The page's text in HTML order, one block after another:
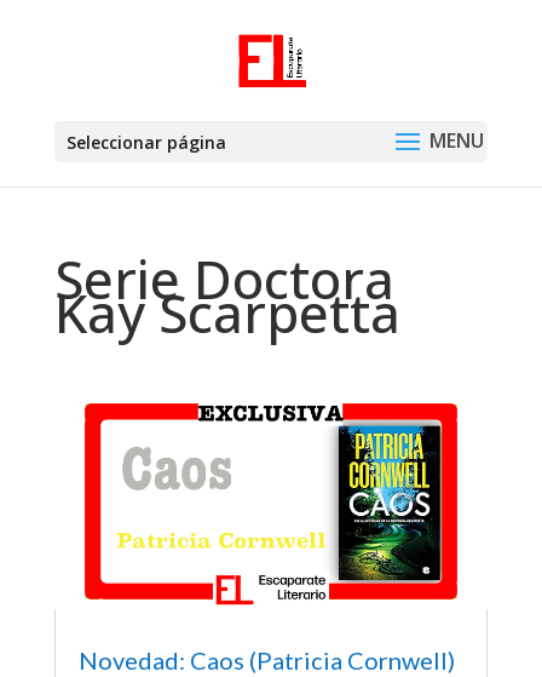
Seleccionar página
Serie Doctora
Kay Scarpetta
Novedad: Caos (Patricia Cornwell)